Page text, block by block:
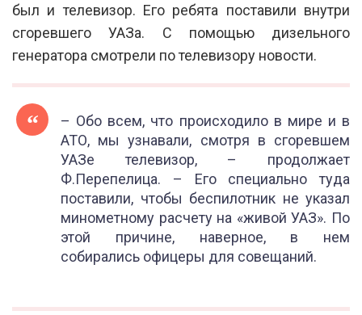
был и телевизор. Его ребята поставили внутри
сгоревшего УАЗа. С помощью дизельного
генератора смотрели по телевизору новости.
– Обо всем, что происходило в мире и в
АТО, мы узнавали, смотря в сгоревшем
УАЗе телевизор, – продолжает
Ф.Перепелица. – Его специально туда
поставили, чтобы беспилотник не указал
минометному расчету на «живой УАЗ». По
этой причине, наверное, в нем
собирались офицеры для совещаний.